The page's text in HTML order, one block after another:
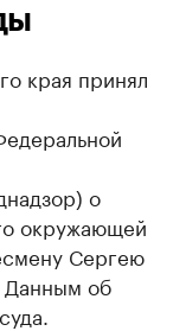
края принял
о
окружающей
Сергею
Данным об